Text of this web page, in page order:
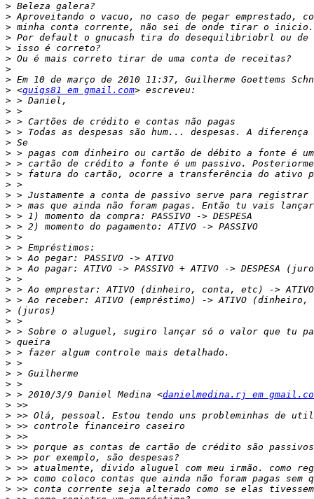
>
>
>
>
>
>
>
>
> <guigs81 em gmail.com
>
>
>
>
>
>
>
>
>
>
>
>
>
>
>
>
>
>
>
>
>
>
>
>
>
>
>
>
> > 2010/3/9 Daniel Medina <danielmedina.rj em
>
>
>
>
>
>
>
>
>